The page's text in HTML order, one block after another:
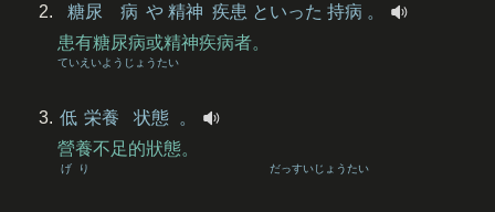
糖尿 病 や 精神 疾患 といった 持病 。
患有糖尿病或精神疾病者。
低
てい
栄養
えいよう
状態
じょうたい
。
營養不足的狀態。
げり だっすいじょうたい